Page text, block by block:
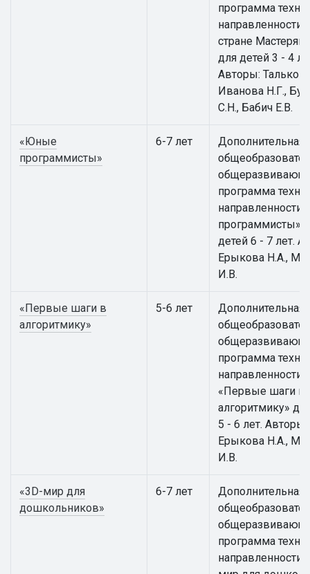
программа
направленности
стране
для детей 3 - 4
Авторы:
Иванова Н.Г.,
С.Н., Бабич Е.В.
«Юные
программисты»
6-7 лет
Дополнительная
программа
программисты»
детей 6 - 7 лет.
Ерыкова Н.А.,
И.В.
«Первые шаги в
алгоритмику»
5-6 лет
Дополнительная
программа
направленности
«Первые шаги в
алгоритмику»
5 - 6 лет. Авторы:
Ерыкова Н.А.,
И.В.
«3D-мир для
дошкольников»
6-7 лет
Дополнительная
программа
направленности